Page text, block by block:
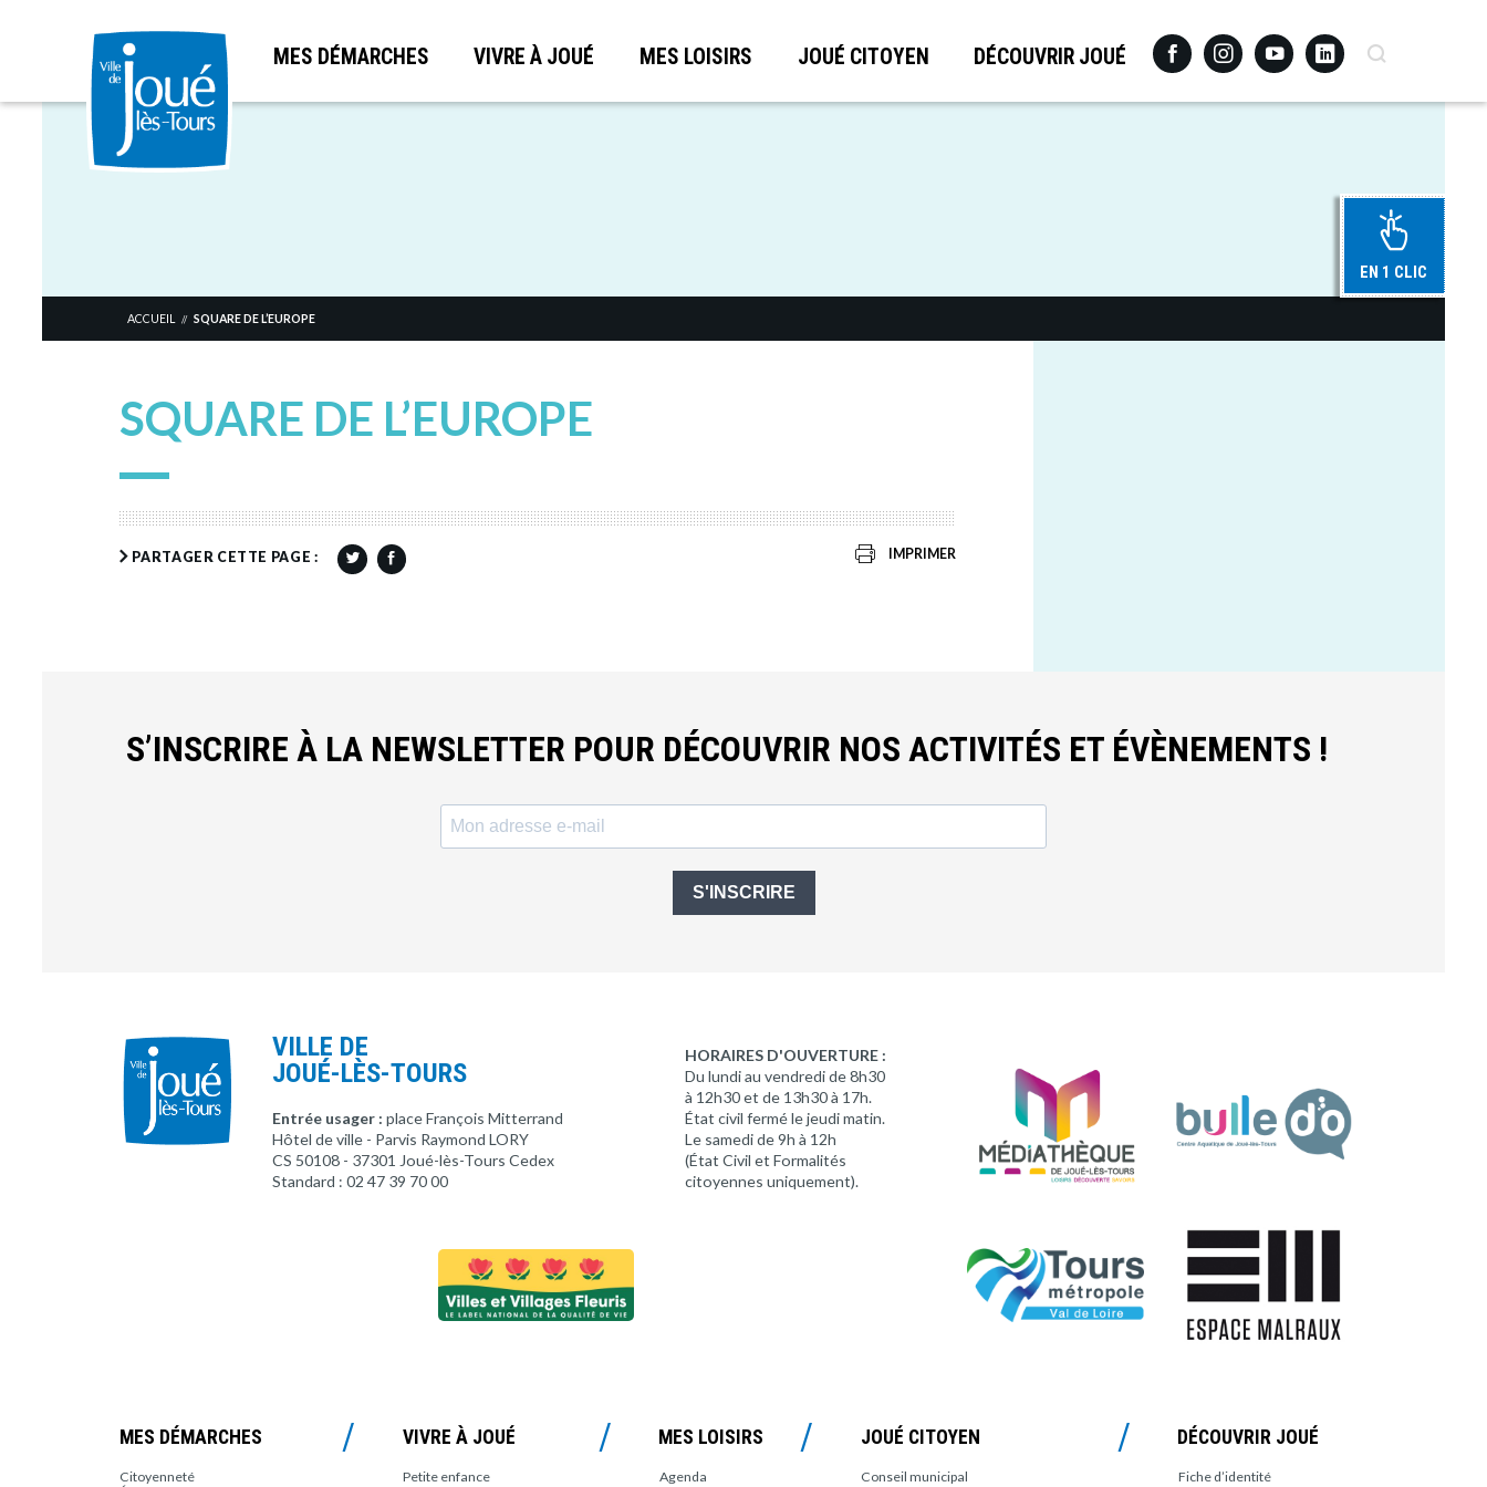
Aller
MES DÉMARCHES VIVRE À JOUÉ MES LOISIRS JOUÉ CITOYEN DÉCOUVRIR JOUÉ FacebookInstagramYoutubeLinkedinRecherche
EN 1 CLIC
ACCUEIL // SQUARE DE L’EUROPE
SQUARE DE L’EUROPE
PARTAGER CETTE PAGE : IMPRIMER
S’INSCRIRE À LA NEWSLETTER POUR DÉCOUVRIR NOS ACTIVITÉS ET ÉVÈNEMENTS !
S'INSCRIRE
VILLE DE
JOUÉ-LÈS-TOURS
Entrée usager : place François Mitterrand
Hôtel de ville - Parvis Raymond LORY
CS 50108 - 37301 Joué-lès-Tours Cedex
Standard : 02 47 39 70 00
HORAIRES D'OUVERTURE :
Du lundi au vendredi de 8h30
à 12h30 et de 13h30 à 17h.
État civil fermé le jeudi matin.
Le samedi de 9h à 12h
(État Civil et Formalités
citoyennes uniquement).
MES DÉMARCHES
Citoyenneté
VIVRE À JOUÉ
Petite enfance
MES LOISIRS
Agenda
JOUÉ CITOYEN
Conseil municipal
DÉCOUVRIR JOUÉ
Fiche d’identité